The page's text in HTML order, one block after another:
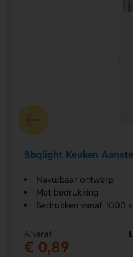
Bbqlight Keuken
Navulbaar ontwerp
Met bedrukking
Bedrukken vanaf 1000
Al vanaf
€ 0,89